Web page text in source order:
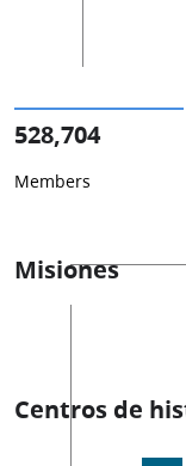
528,704
Members
Misiones
Centros de